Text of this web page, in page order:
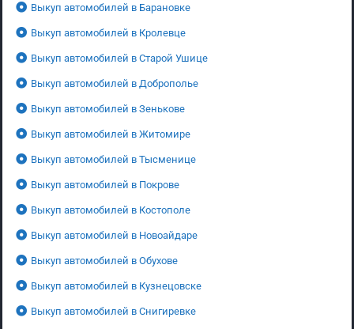
Выкуп автомобилей в Барановке
Выкуп автомобилей в Кролевце
Выкуп автомобилей в Старой Ушице
Выкуп автомобилей в Доброполье
Выкуп автомобилей в Зенькове
Выкуп автомобилей в Житомире
Выкуп автомобилей в Тысменице
Выкуп автомобилей в Покрове
Выкуп автомобилей в Костополе
Выкуп автомобилей в Новоайдаре
Выкуп автомобилей в Обухове
Выкуп автомобилей в Кузнецовске
Выкуп автомобилей в Снигиревке